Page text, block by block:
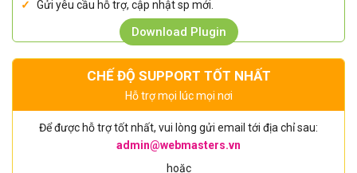
Gửi yêu cầu hỗ trợ, cập nhật sp mới.
Download Plugin
CHẾ ĐỘ SUPPORT TỐT NHẤT
Hỗ trợ mọi lúc mọi nơi
Để được hỗ trợ tốt nhất, vui lòng gửi email tới địa chỉ sau:
admin@webmasters.vn
hoặc